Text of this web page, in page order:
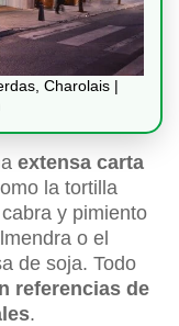
Charolais |
extensa carta
la tortilla
y pimiento
o el
de soja. Todo
referencias de
.